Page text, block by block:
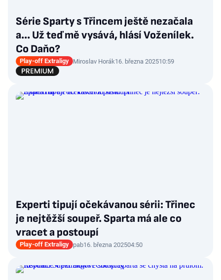
Série Sparty s Třincem ještě nezačala
a… Už teď mě vysává, hlásí Voženílek.
Co Daňo?
Play-off Extraligy Miroslav Horák16. března 202510:59
Experti tipují očekávanou sérii: Třinec
je nejtěžší soupeř. Sparta má ale co
vracet a postoupí
Play-off Extraligy pab16. března 202504:50